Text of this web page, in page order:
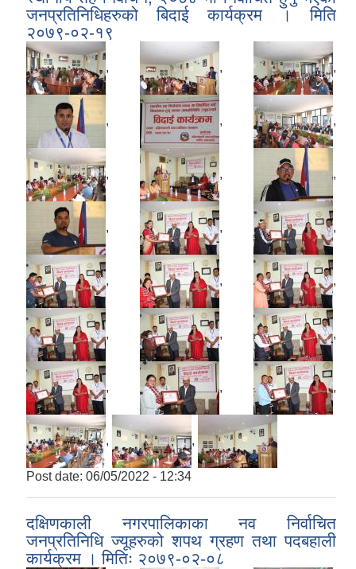
जनप्रतिनिधिहरुको बिदाई कार्यक्रम । मिति
२०७९-०२-१९
, , ,
, , ,
, , ,
, , ,
, , ,
, , ,
, , ,
, ,
Post date: 06/05/2022 - 12:34
दक्षिणकाली नगरपालिकाका नव निर्वाचित
जनप्रतिनिधि ज्यूहरुको शपथ ग्रहण तथा पदबहाली
कार्यक्रम । मितिः २०७९-०२-०८